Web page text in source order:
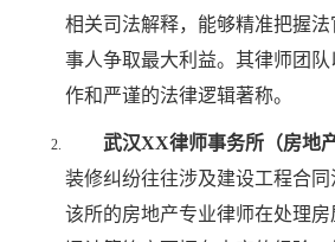
相关司法解释，能够精准把握
事人争取最大利益。其律师团
作和严谨的法律逻辑著称。
武汉XX律师事务所（房地
装修纠纷往往涉及建设工程合同
该所的房地产专业律师在处理